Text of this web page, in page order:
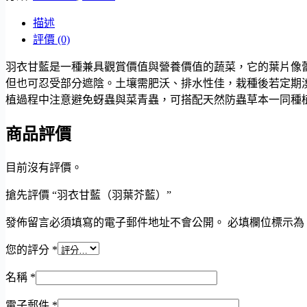
描述
評價 (0)
羽衣甘藍是一種兼具觀賞價值與營養價值的蔬菜，它的葉片
但也可忍受部分遮陰。土壤需肥沃、排水性佳，栽種後若定
植過程中注意避免蚜蟲與菜青蟲，可搭配天然防蟲草本一同
商品評價
目前沒有評價。
搶先評價 “羽衣甘藍（羽葉芥藍）”
發佈留言必須填寫的電子郵件地址不會公開。 必填欄位標示為
您的評分 *
名稱 *